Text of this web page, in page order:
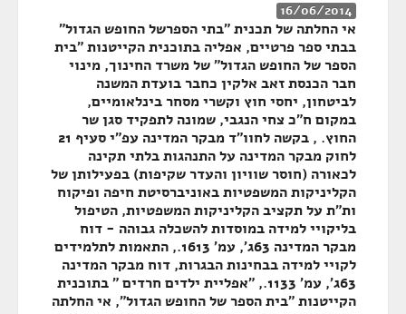
16/06/2014
אי החלתה של תכנית "בתי הספרשל החופש הגדול"
בבתי ספר פרטיים, אפליה בתוכנית הקייטנות "בית
הספר של החופש הגדול" של משרד החינוך, מינוי
חבר הכנסת זאב אלקין כחבר בועדת המשנה
לביטחון, יחסי חוץ וקשרי מסחר בינלאומיים,
במקום ח"כ צחי הנגבי, שמונה לתפקיד סגן שר
החוץ. , בקשה לחוו"ד מבקר המדינה עפ"י סעיף 21
לחוק מבקר המדינה על התנהגות בלתי תקינה
לכאורה (חוסר שוויון והעדר שקיפות) בפעילותן של
הקליניקות המשפטיות באוניברסיטת חיפה ופיקוח
ות"ת על תקציב הקליניקות המשפטיות, הטיפול
בליקויי למידה במוסדות להשכלה גבוהה - דוח
מבקר המדינה 63ג', עמ' 1613., התאמות לתלמידים
לקויי למידה בבחינות הבגרות, דוח מבקר המדינה
63ג', עמ' 1133., "אפליית ילדים חרדים " בתוכנית
הקייטנות "בית הספר של החופש הגדול", אי החלתה